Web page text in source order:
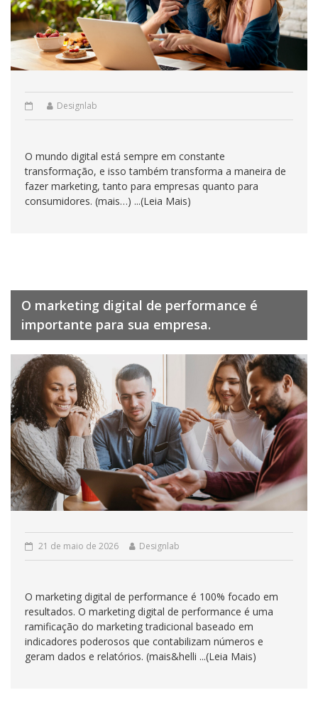
Designlab
O mundo digital está sempre em constante
transformação, e isso também transforma a maneira de
fazer marketing, tanto para empresas quanto para
consumidores. (mais…) ...(Leia Mais)
O marketing digital de performance é
importante para sua empresa.
21 de maio de 2026 Designlab
O marketing digital de performance é 100% focado em
resultados. O marketing digital de performance é uma
ramificação do marketing tradicional baseado em
indicadores poderosos que contabilizam números e
geram dados e relatórios. (mais&helli ...(Leia Mais)